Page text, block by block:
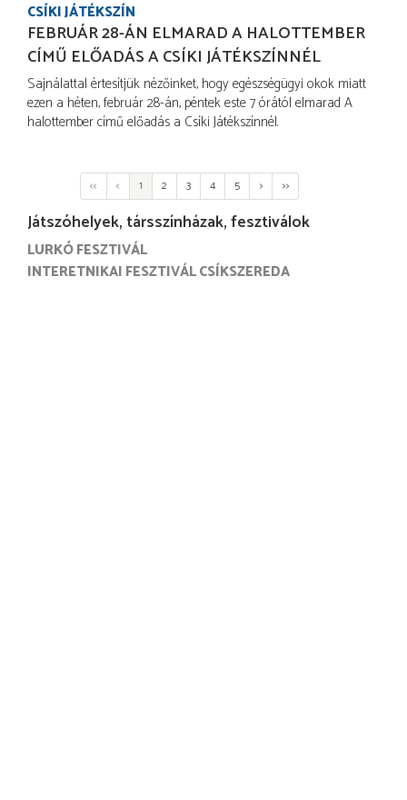
CSÍKI JÁTÉKSZÍN
FEBRUÁR 28-ÁN ELMARAD A HALOTTEMBER
CÍMŰ ELŐADÁS A CSÍKI JÁTÉKSZÍNNÉL
Sajnálattal értesítjük nézőinket, hogy egészségügyi okok miatt
ezen a héten, február 28-án, péntek este 7 órától elmarad A
halottember című előadás a Csíki Játékszínnél.
<< < 1 2 3 4 5 > >>
Játszóhelyek, társszínházak, fesztiválok
LURKÓ FESZTIVÁL
INTERETNIKAI FESZTIVÁL CSÍKSZEREDA